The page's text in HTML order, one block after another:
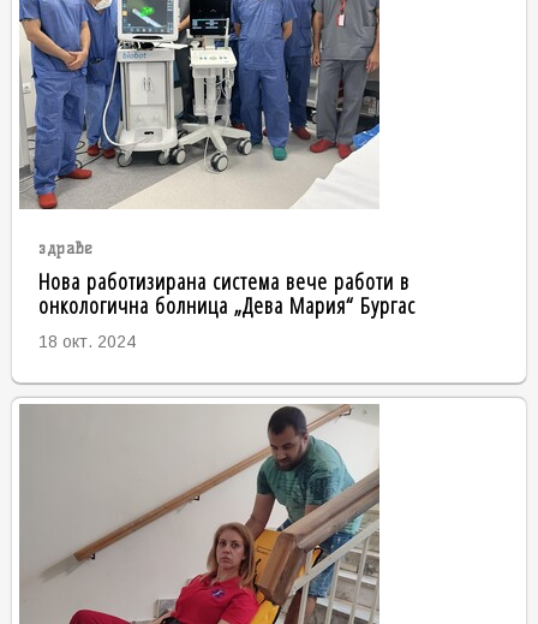
здраве
Нова работизирана система вече работи в
онкологична болница „Дева Мария“ Бургас
18 окт. 2024